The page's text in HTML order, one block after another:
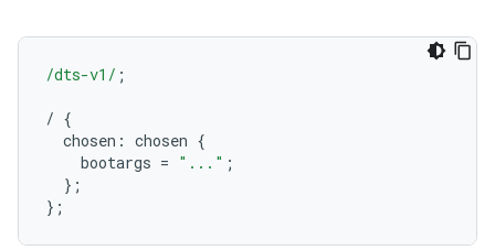
/dts-v1/ ;
/ {
chosen : chosen {
bootargs = "..." ;
};
};